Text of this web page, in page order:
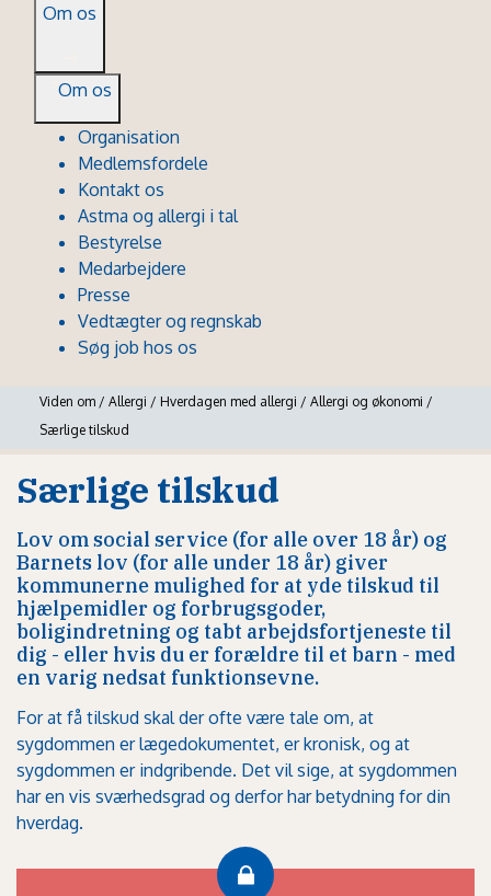
Om os
Om os
Organisation
Medlemsfordele
Kontakt os
Astma og allergi i tal
Bestyrelse
Medarbejdere
Presse
Vedtægter og regnskab
Søg job hos os
Viden om / Allergi / Hverdagen med allergi / Allergi og økonomi /
Særlige tilskud
Særlige tilskud
Lov om social service (for alle over 18 år) og
Barnets lov (for alle under 18 år) giver
kommunerne mulighed for at yde tilskud til
hjælpemidler og forbrugsgoder,
boligindretning og tabt arbejdsfortjeneste til
dig - eller hvis du er forældre til et barn - med
en varig nedsat funktionsevne.
For at få tilskud skal der ofte være tale om, at
sygdommen er lægedokumentet, er kronisk, og at
sygdommen er indgribende. Det vil sige, at sygdommen
har en vis sværhedsgrad og derfor har betydning for din
hverdag.